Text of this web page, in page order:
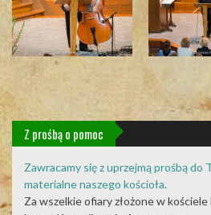
Z prośbą o pomoc
Zawracamy się z uprzejmą prośbą do
materialne naszego kościoła.
Za wszelkie ofiary złożone w